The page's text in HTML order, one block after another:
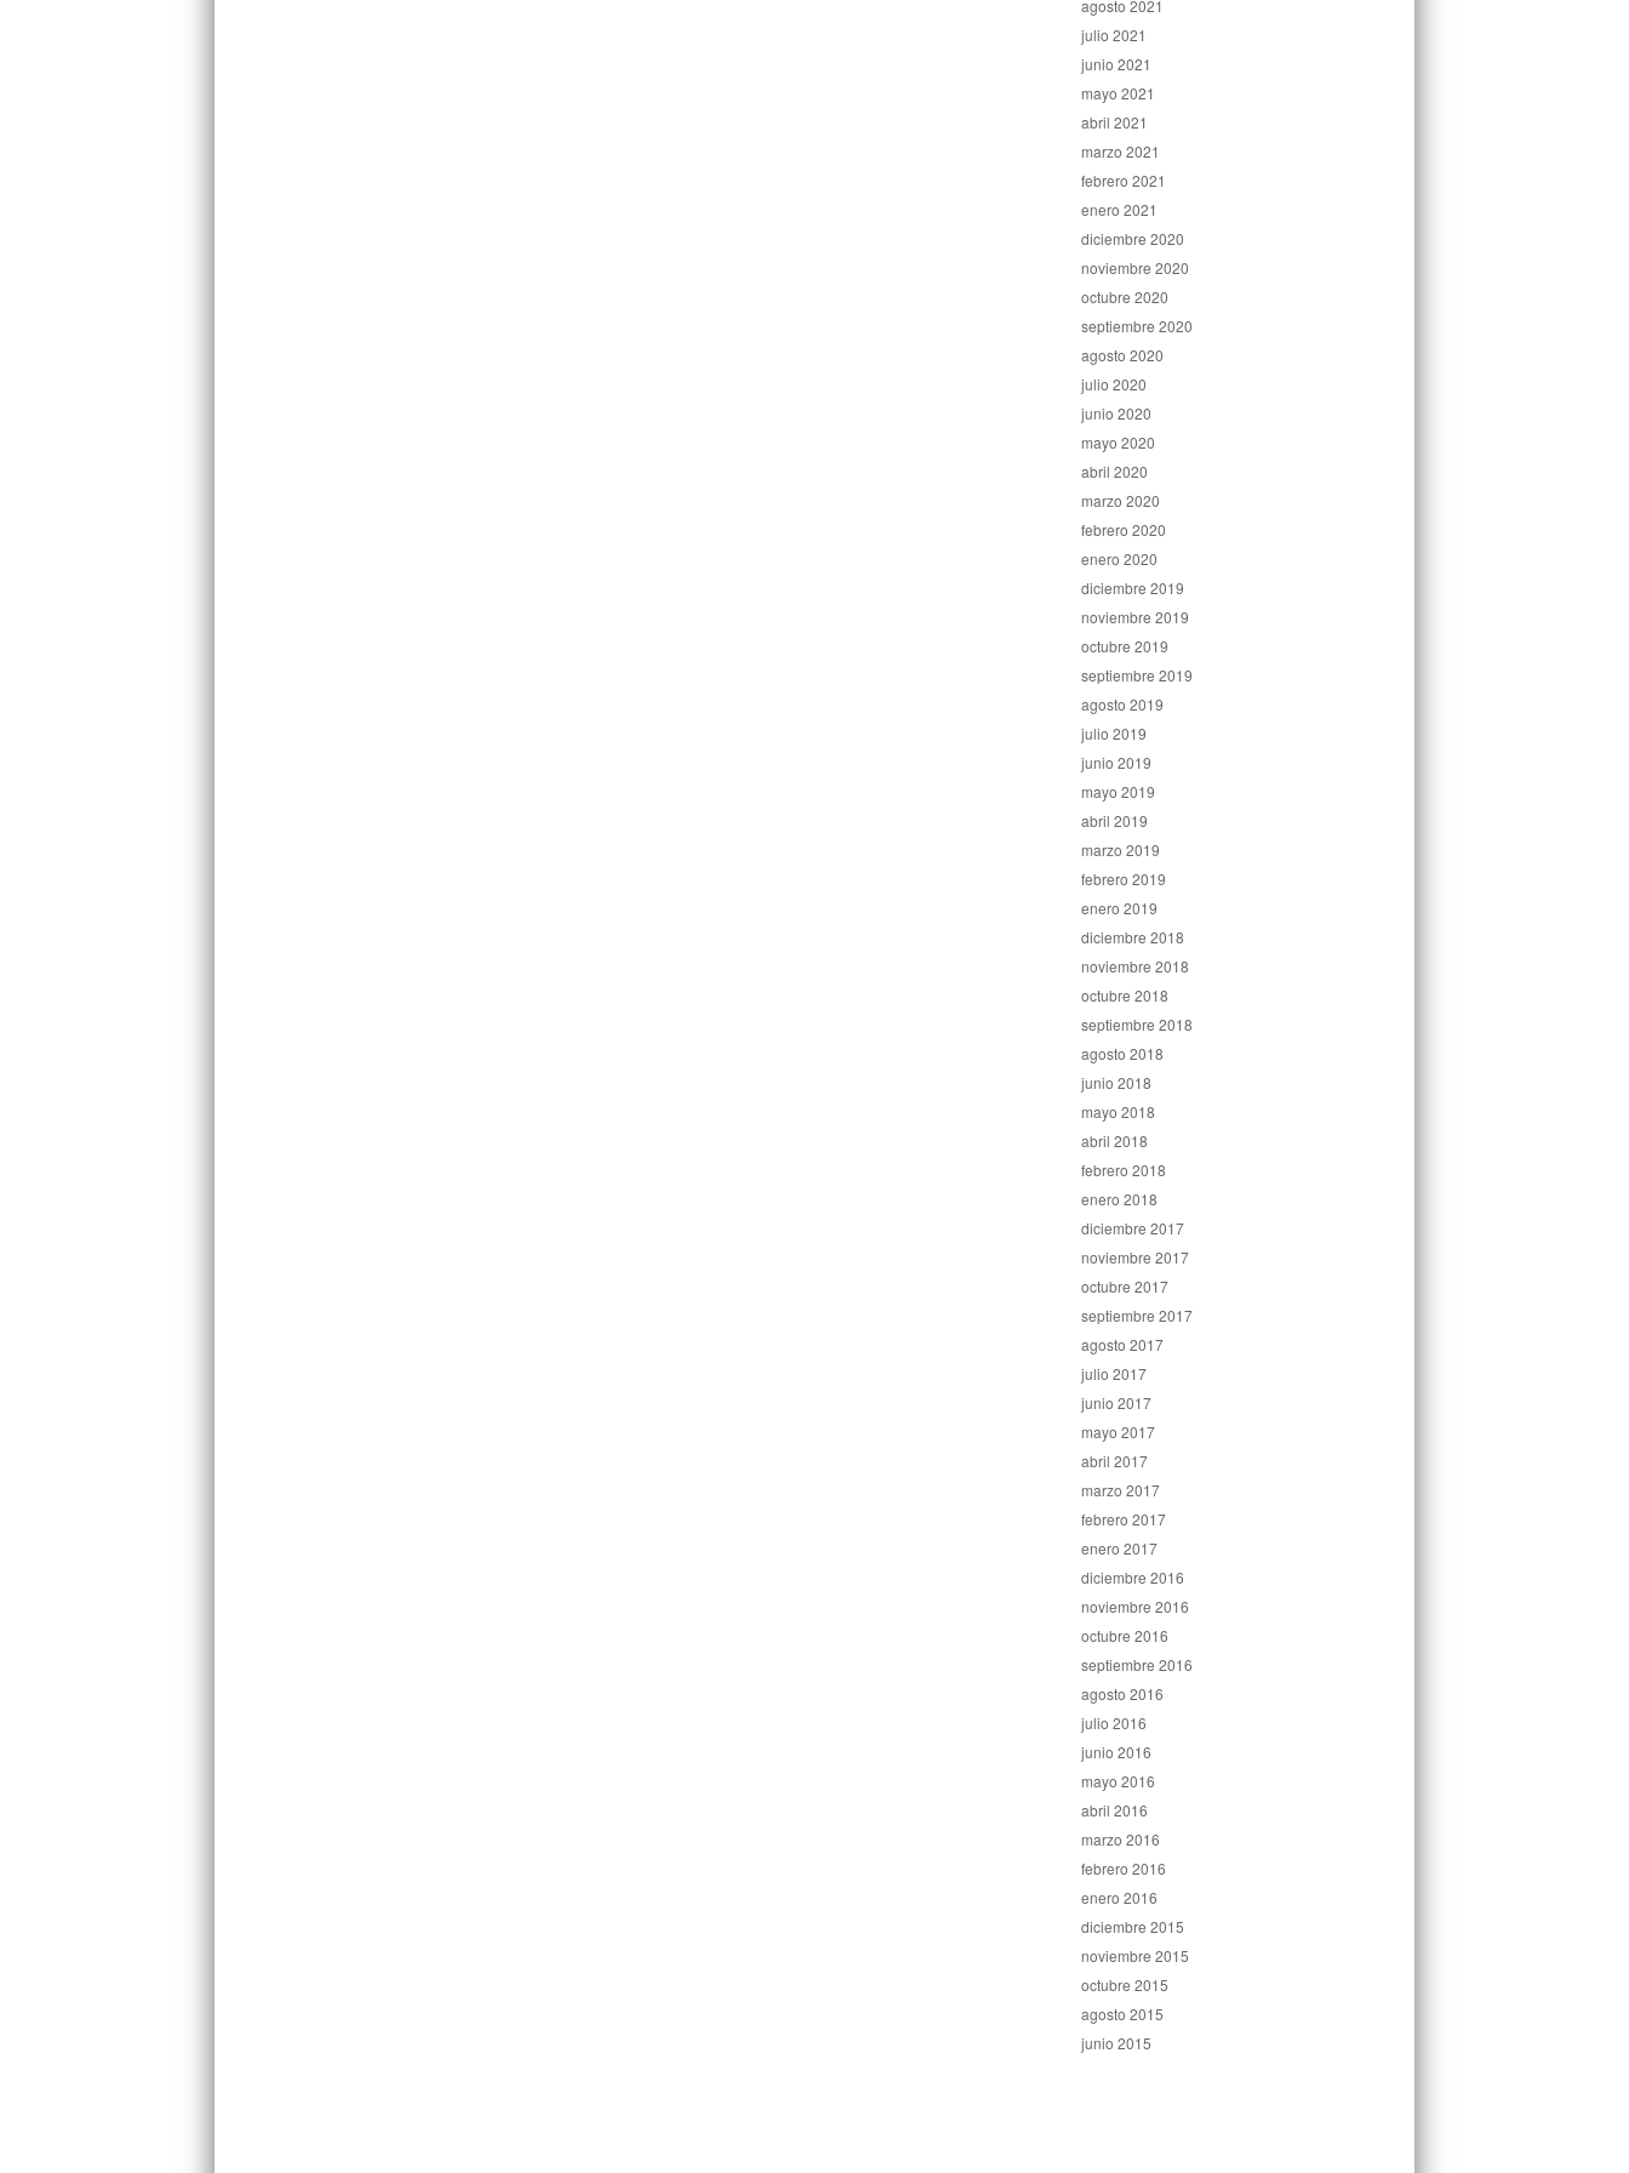
agosto 2021
julio 2021
junio 2021
mayo 2021
abril 2021
marzo 2021
febrero 2021
enero 2021
diciembre 2020
noviembre 2020
octubre 2020
septiembre 2020
agosto 2020
julio 2020
junio 2020
mayo 2020
abril 2020
marzo 2020
febrero 2020
enero 2020
diciembre 2019
noviembre 2019
octubre 2019
septiembre 2019
agosto 2019
julio 2019
junio 2019
mayo 2019
abril 2019
marzo 2019
febrero 2019
enero 2019
diciembre 2018
noviembre 2018
octubre 2018
septiembre 2018
agosto 2018
junio 2018
mayo 2018
abril 2018
febrero 2018
enero 2018
diciembre 2017
noviembre 2017
octubre 2017
septiembre 2017
agosto 2017
julio 2017
junio 2017
mayo 2017
abril 2017
marzo 2017
febrero 2017
enero 2017
diciembre 2016
noviembre 2016
octubre 2016
septiembre 2016
agosto 2016
julio 2016
junio 2016
mayo 2016
abril 2016
marzo 2016
febrero 2016
enero 2016
diciembre 2015
noviembre 2015
octubre 2015
agosto 2015
junio 2015